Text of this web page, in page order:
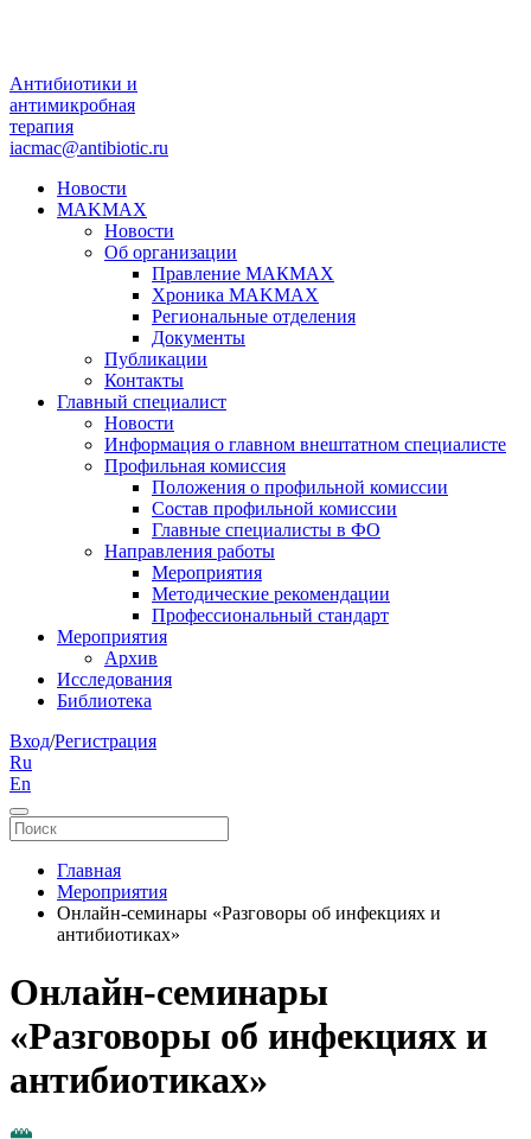
Антибиотики и
антимикробная
терапия
iacmac@antibiotic.ru
Новости
MAKMAX
Новости
Об организации
Правление МАКМАХ
Хроника MAKMAX
Региональные отделения
Документы
Публикации
Контакты
Главный специалист
Новости
Информация о главном внештатном специалисте
Профильная комиссия
Положения о профильной комиссии
Состав профильной комиссии
Главные специалисты в ФО
Направления работы
Мероприятия
Методические рекомендации
Профессиональный стандарт
Мероприятия
Архив
Исследования
Библиотека
Вход/Регистрация
Ru
En
Главная
Мероприятия
Онлайн-семинары «Разговоры об инфекциях и
антибиотиках»
Онлайн-семинары
«Разговоры об инфекциях и
антибиотиках»